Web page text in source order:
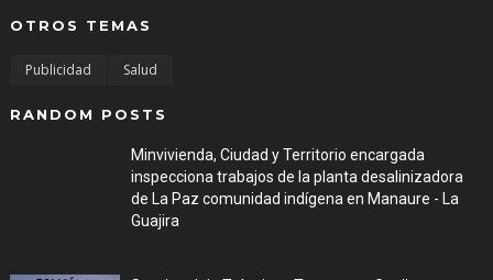
OTROS TEMAS
Publicidad Salud
RANDOM POSTS
Minvivienda, Ciudad y Territorio encargada
inspecciona trabajos de la planta desalinizadora
de La Paz comunidad indígena en Manaure - La
Guajira